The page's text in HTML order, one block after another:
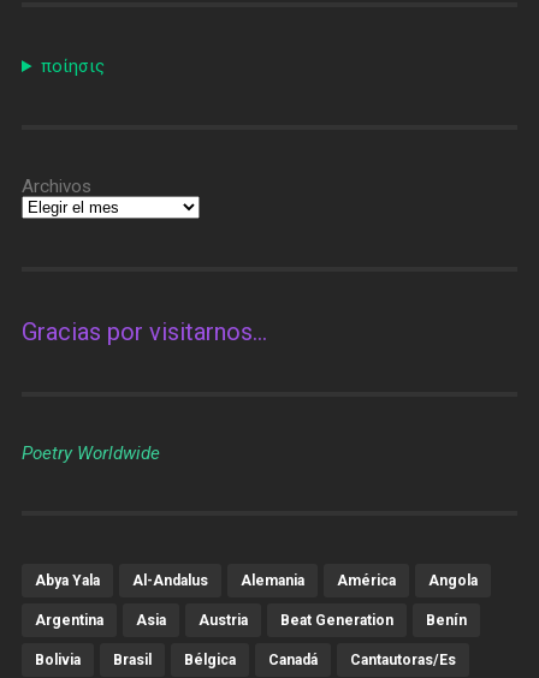
ποίησις
Archivos
Gracias por visitarnos…
Poetry Worldwide
Abya Yala Al-Andalus Alemania América Angola
Argentina Asia Austria Beat Generation Benín
Bolivia Brasil Bélgica Canadá Cantautoras/es